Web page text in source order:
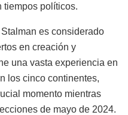
tiempos políticos.
es considerado
en creación y
una vasta experiencia en
los cinco continentes,
momento mientras
de mayo de 2024.